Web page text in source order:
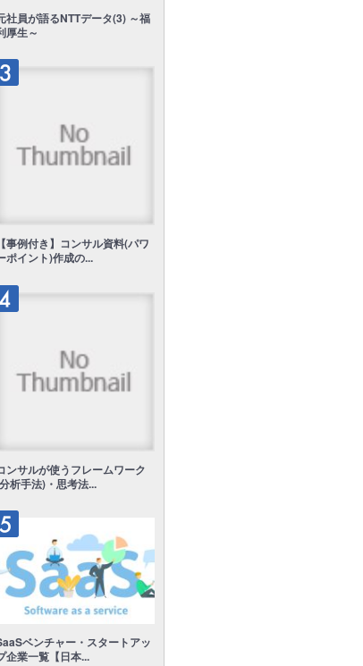
社員が語るNTTデータ(3) ～福
厚生～
【事例付き】コンサル資料(パワ
ポイント)作成の...
ンサルが使うフレームワーク
析手法)・思考法...
ベンチャー・スタートアッ
企業一覧【日本...